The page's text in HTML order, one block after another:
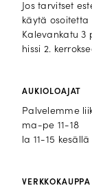
Jos tarvitset
käytä osoitetta
Kalevankatu 3
hissi 2.
AUKIOLOAJAT
Palvelemme
ma-pe 11-18
la 11-15 kesällä
VERKKOKAUPPA